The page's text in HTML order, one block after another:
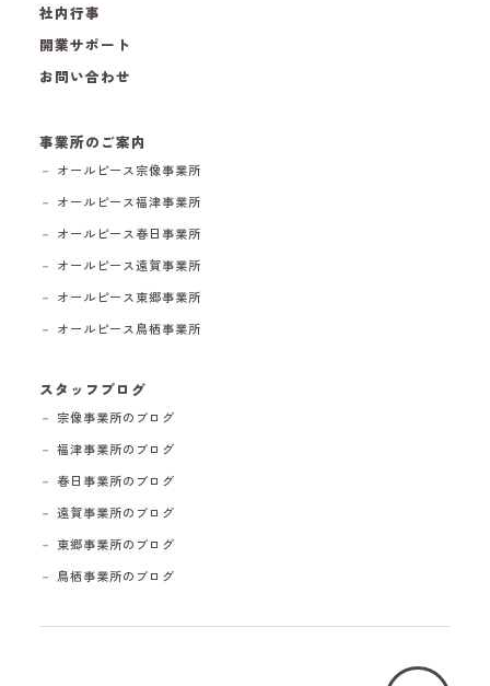
社内行事
開業サポート
お問い合わせ
事業所のご案内
－ オールピース宗像事業所
－ オールピース福津事業所
－ オールピース春日事業所
－ オールピース遠賀事業所
－ オールピース東郷事業所
－ オールピース鳥栖事業所
スタッフブログ
－ 宗像事業所のブログ
－ 福津事業所のブログ
－ 春日事業所のブログ
－ 遠賀事業所のブログ
－ 東郷事業所のブログ
－ 鳥栖事業所のブログ